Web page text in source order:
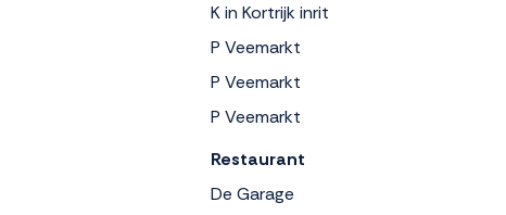
K in Kortrijk inrit
P Veemarkt
P Veemarkt
P Veemarkt
Restaurant
De Garage